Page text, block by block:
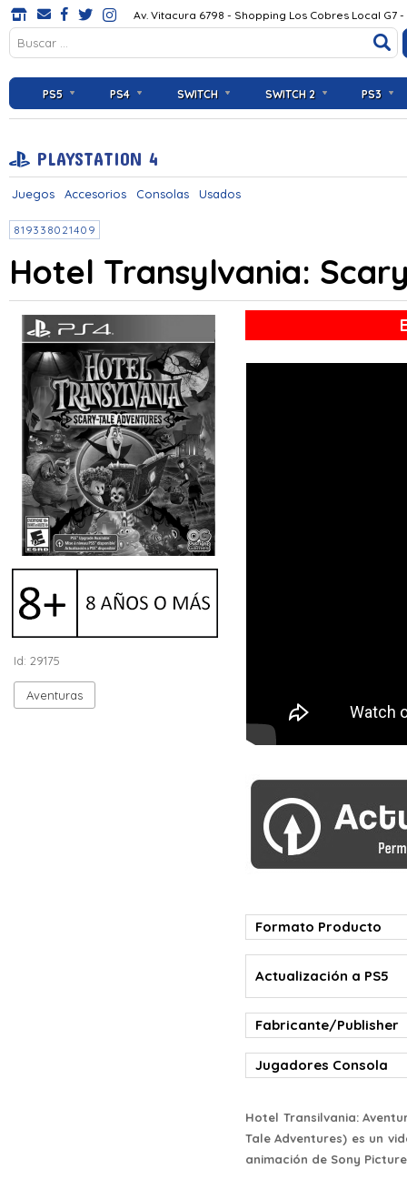
Av. Vitacura 6798 - Shopping Los Cobres Local G7
PS5 PS4 SWITCH SWITCH 2 PS3
PLAYSTATION 4
Juegos Accesorios Consolas Usados
819338021409
Hotel Transylvania:
Id: 29175
Aventuras
Formato Producto
Actualización a PS5
Fabricante/Publisher
Jugadores Consola
Hotel Transilvania:
Tale Adventures) es un
animación de Sony